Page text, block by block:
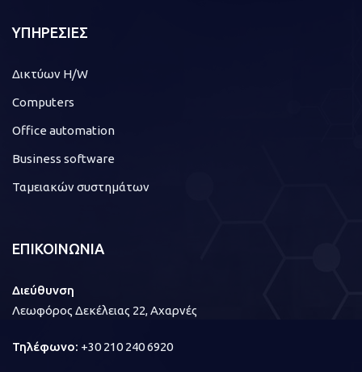
ΥΠΗΡΕΣΙΕΣ
Δικτύων H/W
Computers
Office automation
Business software
Ταμειακών συστημάτων
ΕΠΙΚΟΙΝΩΝΙΑ
Διεύθυνση
Λεωφόρος Δεκέλειας 22, Αχαρνές
Τηλέφωνο: +30 210 240 6920